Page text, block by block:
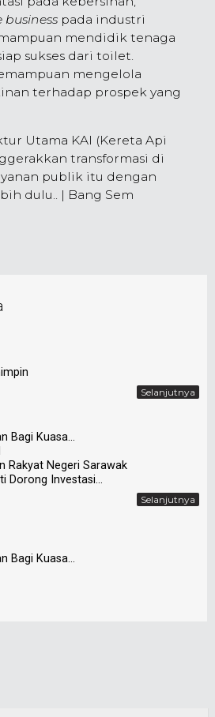
business pada industri
mendidik tenaga
sukses dari toilet.
mengelola
terhadap prospek yang
Utama KAI (Kereta Api
transformasi di
publik itu dengan
dulu.. | Bang Sem
Selanjutnya
Bagi Kuasa...
Rakyat Negeri Sarawak
Dorong Investasi...
Selanjutnya
Bagi Kuasa...